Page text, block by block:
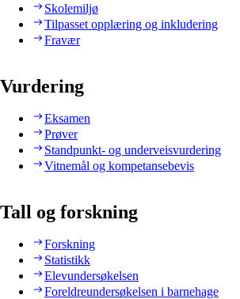
Skolemiljø
Tilpasset opplæring og inkludering
Fravær
Vurdering
Eksamen
Prøver
Standpunkt- og underveisvurdering
Vitnemål og kompetansebevis
Tall og forskning
Forskning
Statistikk
Elevundersøkelsen
Foreldreundersøkelsen i barnehage